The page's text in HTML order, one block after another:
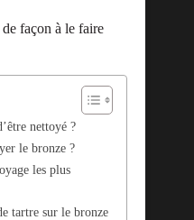
façon à le faire
nettoyé ?
le bronze ?
les plus
tartre sur le bronze